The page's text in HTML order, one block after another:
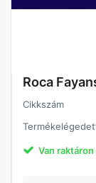
Roca
Cikkszám
Van raktáron